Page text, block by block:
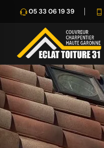
05 33 06 19 39